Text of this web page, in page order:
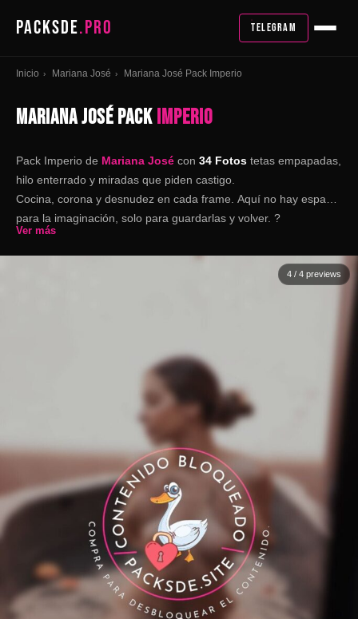
PACKSDE.PRO TELEGRAM
Inicio › Mariana José › Mariana José Pack Imperio
MARIANA JOSÉ PACKIMPERIO
Pack Imperio de Mariana José con 34 Fotos tetas empapadas,
hilo enterrado y miradas que piden castigo.
Cocina, corona y desnudez en cada frame. Aquí no hay espacio
para la imaginación, solo para guardarlas y volver. ?
Ver más
4 / 4 previews